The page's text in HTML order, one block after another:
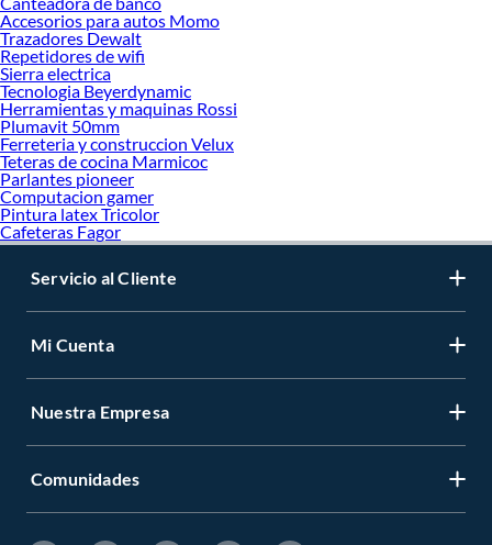
Accesorios para autos Momo
Trazadores Dewalt
Repetidores de wifi
Sierra electrica
Tecnologia Beyerdynamic
Herramientas y maquinas Rossi
Plumavit 50mm
Ferreteria y construccion Velux
Teteras de cocina Marmicoc
Parlantes pioneer
Computacion gamer
Pintura latex Tricolor
Cafeteras Fagor
Servicio al Cliente
Mi Cuenta
Nuestra Empresa
Comunidades